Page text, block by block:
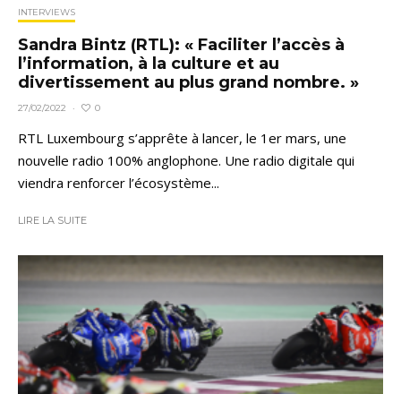
INTERVIEWS
Sandra Bintz (RTL): « Faciliter l’accès à
l’information, à la culture et au
divertissement au plus grand nombre. »
27/02/2022 · 0
RTL Luxembourg s’apprête à lancer, le 1er mars, une
nouvelle radio 100% anglophone. Une radio digitale qui
viendra renforcer l’écosystème...
LIRE LA SUITE